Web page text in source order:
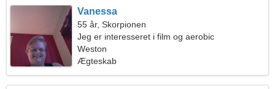
Vanessa
55 år, Skorpionen
Jeg er interesseret i film og aerobic
Weston
Ægteskab